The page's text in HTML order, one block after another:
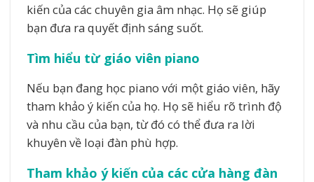
kiến của các chuyên gia âm nhạc. Họ sẽ giúp
bạn đưa ra quyết định sáng suốt.
Tìm hiểu từ giáo viên piano
Nếu bạn đang học piano với một giáo viên, hãy
tham khảo ý kiến của họ. Họ sẽ hiểu rõ trình độ
và nhu cầu của bạn, từ đó có thể đưa ra lời
khuyên về loại đàn phù hợp.
Tham khảo ý kiến của các cửa hàng đàn